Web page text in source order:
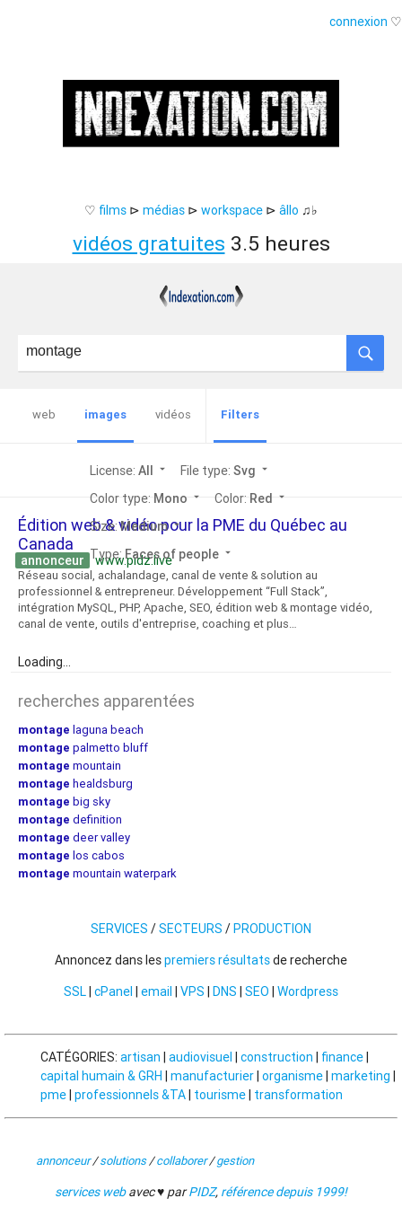
connexion ♡
♡ films ⊳ médias ⊳ workspace ⊳ âllo ♫♭
vidéos gratuites 3.5 heures
web images vidéos Filters
License: All arrow_drop_down File type: Svg arrow_drop_down
Color type: Mono arrow_drop_down Color: Red arrow_drop_down
Size:Medium arrow_drop_down
Type:Faces of people arrow_drop_down
Édition web & vidéo pour la PME du Québec au
Canada
annonceur www.pidz.live
Réseau social, achalandage, canal de vente & solution au
professionnel & entrepreneur. Développement “Full Stack”,
intégration MySQL, PHP, Apache, SEO, édition web & montage vidéo,
canal de vente, outils d'entreprise, coaching et plus…
Loading...
recherches apparentées
montage laguna beach
montage palmetto bluff
montage mountain
montage healdsburg
montage big sky
montage definition
montage deer valley
montage los cabos
montage mountain waterpark
SERVICES /SECTEURS /PRODUCTION
Annoncez dans lespremiers résultatsde recherche
SSL| cPanel | email | VPS | DNS | SEO | Wordpress
CATÉGORIES: artisan | audiovisuel | construction | finance|
capital humain & GRH | manufacturier| organisme| marketing |
pme| professionnels &TA| tourisme| transformation
annonceur/solutions/collaborer/gestion
services webavec ♥ parPIDZ, référence depuis 1999!